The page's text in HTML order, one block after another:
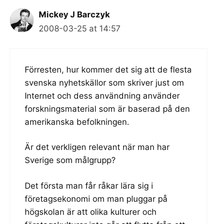
Mickey J Barczyk
2008-03-25 at 14:57
Förresten, hur kommer det sig att de flesta
svenska nyhetskällor som skriver just om
Internet och dess användning använder
forskningsmaterial som är baserad på den
amerikanska befolkningen.
Är det verkligen relevant när man har
Sverige som målgrupp?
Det första man får råkar lära sig i
företagsekonomi om man pluggar på
högskolan är att olika kulturer och